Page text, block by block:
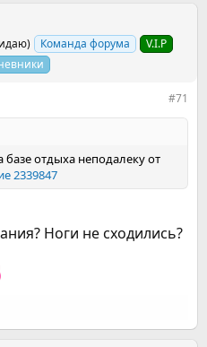
Команда форума
V.I.P
#71
базе отдыха неподалеку от
2339847
Ноги не сходились?